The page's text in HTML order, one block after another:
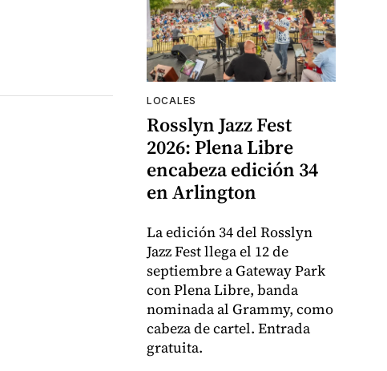
LOCALES
Rosslyn Jazz Fest
2026: Plena Libre
encabeza edición 34
en Arlington
La edición 34 del Rosslyn
Jazz Fest llega el 12 de
septiembre a Gateway Park
con Plena Libre, banda
nominada al Grammy, como
cabeza de cartel. Entrada
gratuita.